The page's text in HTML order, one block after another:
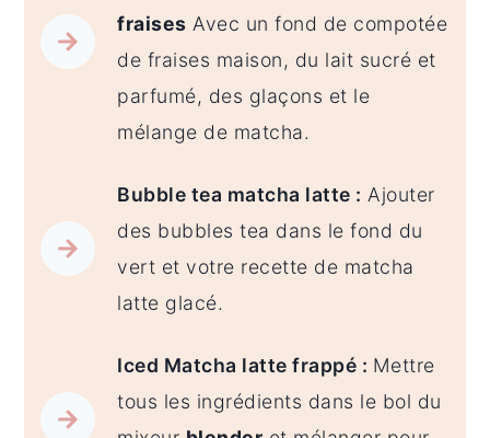
fraises Avec un fond de compotée
de fraises maison, du lait sucré et
parfumé, des glaçons et le
mélange de matcha.
Bubble tea matcha latte : Ajouter
des bubbles tea dans le fond du
vert et votre recette de matcha
latte glacé.
Iced Matcha latte frappé : Mettre
tous les ingrédients dans le bol du